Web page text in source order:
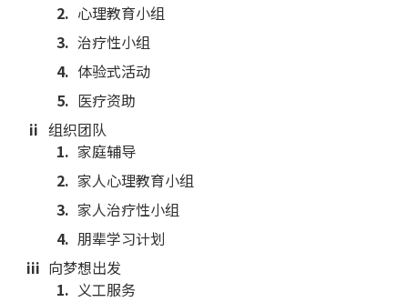
心理教育小组
治疗性小组
体验式活动
医疗资助
组织团队
家庭辅导
家人心理教育小组
家人治疗性小组
朋辈学习计划
向梦想出发
义工服务